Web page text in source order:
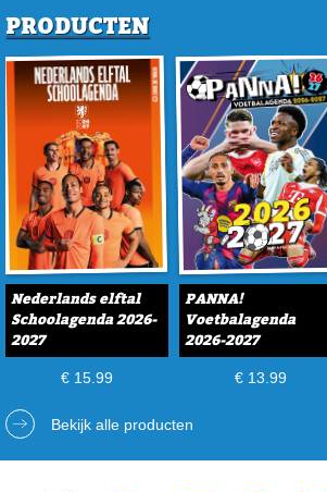
PRODUCTEN
Nederlands elftal
Schoolagenda 2026-
2027
€ 15.99
PANNA!
Voetbalagenda
2026-2027
€ 13.99
Bekijk alle producten